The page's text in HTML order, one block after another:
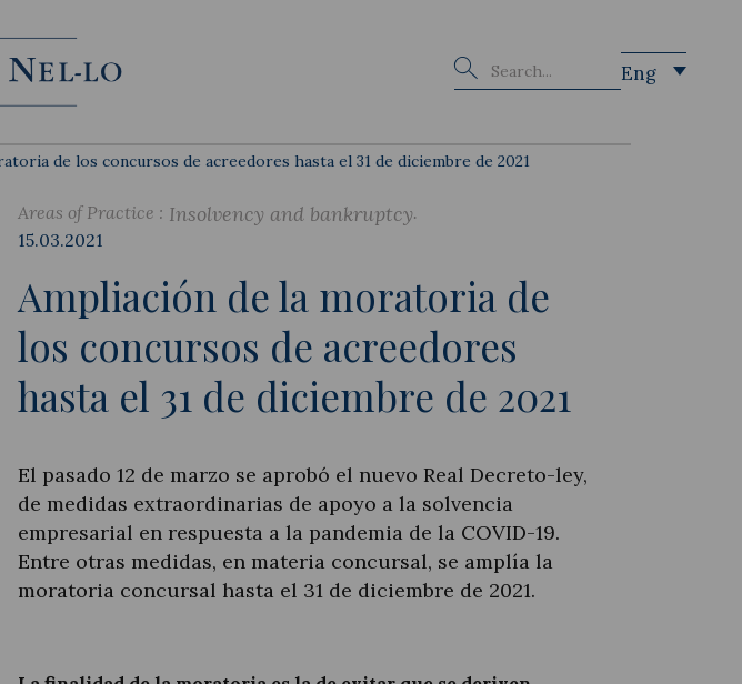
Buscar Eng
de los concursos de acreedores hasta el 31 de diciembre de 2021
Areas of Practice : Insolvency and bankruptcy
15.03.2021
Ampliación de la moratoria de
los concursos de acreedores
hasta el 31 de diciembre de 2021
El pasado 12 de marzo se aprobó el nuevo Real Decreto-ley,
de medidas extraordinarias de apoyo a la solvencia
empresarial en respuesta a la pandemia de la COVID-19.
Entre otras medidas, en materia concursal, se amplía la
moratoria concursal hasta el 31 de diciembre de 2021.